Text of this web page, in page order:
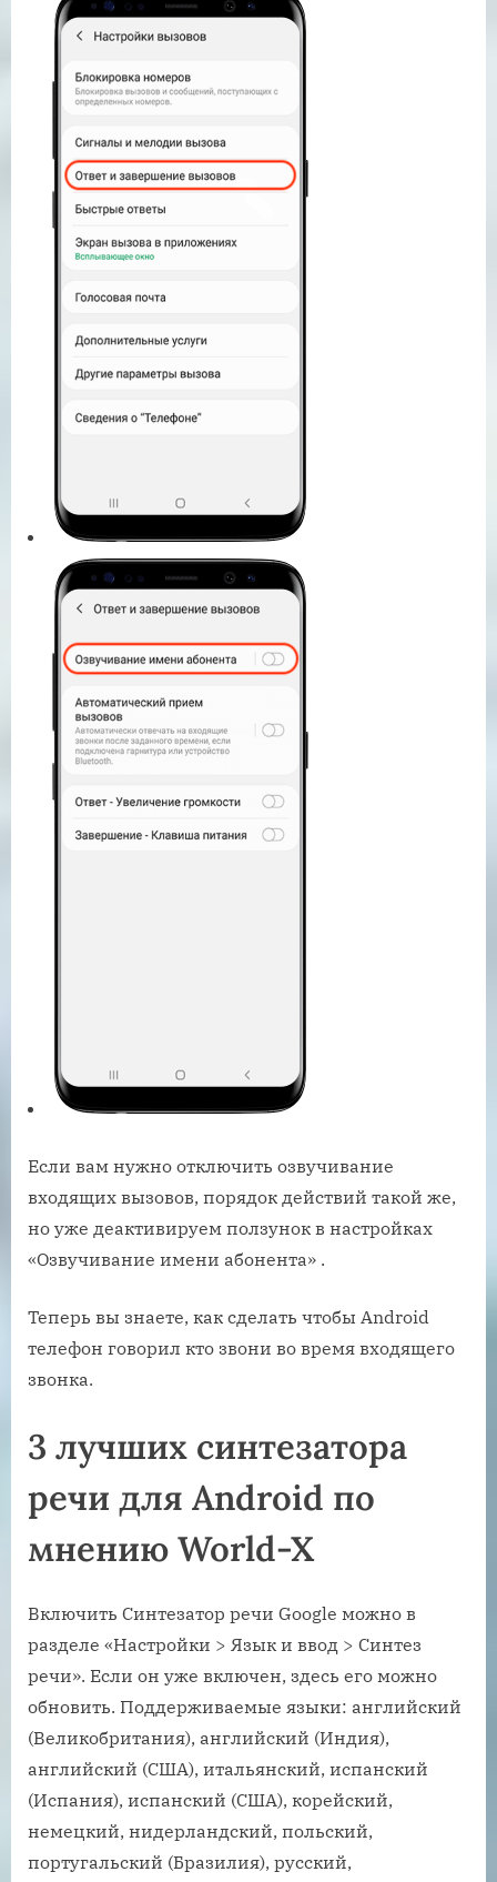
Если вам нужно отключить озвучивание
входящих вызовов, порядок действий такой же,
но уже деактивируем ползунок в настройках
«Озвучивание имени абонента» .
Теперь вы знаете, как сделать чтобы Android
телефон говорил кто звони во время входящего
звонка.
3 лучших синтезатора
речи для Android по
мнению World-X
Включить Синтезатор речи Google можно в
разделе «Настройки > Язык и ввод > Синтез
речи». Если он уже включен, здесь его можно
обновить. Поддерживаемые языки: английский
(Великобритания), английский (Индия),
английский (США), итальянский, испанский
(Испания), испанский (США), корейский,
немецкий, нидерландский, польский,
португальский (Бразилия), русский,